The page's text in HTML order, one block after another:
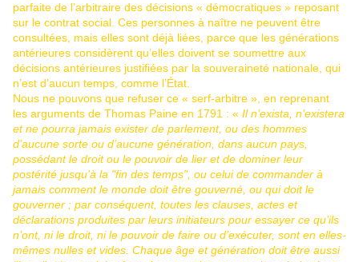
parfaite de l’arbitraire des décisions « démocratiques » reposant
sur le contrat social. Ces personnes à naître ne peuvent être
consultées, mais elles sont déjà liées, parce que les générations
antérieures considèrent qu’elles doivent se soumettre aux
décisions antérieures justifiées par la souveraineté nationale, qui
n’est d’aucun temps, comme l’État.
Nous ne pouvons que refuser ce « serf-arbitre », en reprenant
les arguments de Thomas Paine en 1791 : « Il n’exista, n’existera
et ne pourra jamais exister de parlement, ou des hommes
d’aucune sorte ou d’aucune génération, dans aucun pays,
possédant le droit ou le pouvoir de lier et de dominer leur
postérité jusqu’à la "fin des temps", ou celui de commander à
jamais comment le monde doit être gouverné, ou qui doit le
gouverner ; par conséquent, toutes les clauses, actes et
déclarations produites par leurs initiateurs pour essayer ce qu’ils
n’ont, ni le droit, ni le pouvoir de faire ou d’exécuter, sont en elles-
mêmes nulles et vides. Chaque âge et génération doit être aussi